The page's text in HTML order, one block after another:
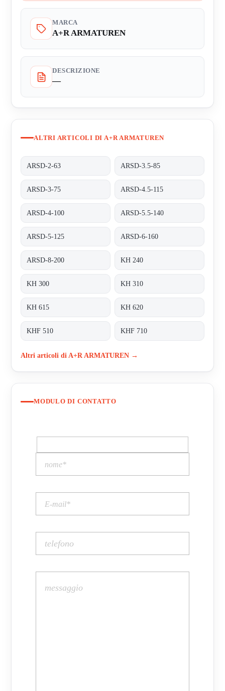
MARCA
A+R ARMATUREN
DESCRIZIONE
—
ALTRI ARTICOLI DI A+R ARMATUREN
ARSD-2-63 ARSD-3.5-85
ARSD-3-75 ARSD-4.5-115
ARSD-4-100 ARSD-5.5-140
ARSD-5-125 ARSD-6-160
ARSD-8-200 KH 240
KH 300 KH 310
KH 615 KH 620
KHF 510 KHF 710
Altri articoli di A+R ARMATUREN →
MODULO DI CONTATTO